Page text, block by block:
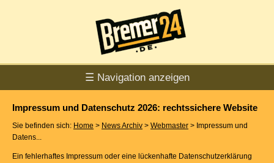
☰ Navigation anzeigen
Impressum und Datenschutz 2026: rechtssichere Website
Sie befinden sich: Home > News Archiv > Webmaster > Impressum und
Datens...
Ein fehlerhaftes Impressum oder eine lückenhafte Datenschutzerklärung